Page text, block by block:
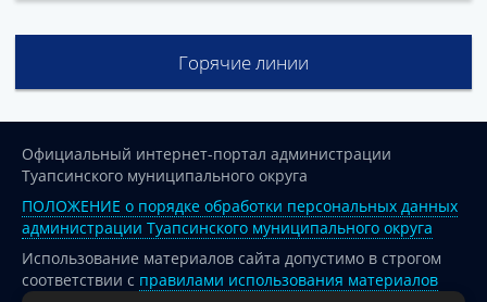
Горячие линии
Официальный интернет-портал администрации
Туапсинского муниципального округа
ПОЛОЖЕНИЕ о порядке обработки персональных данных
администрации Туапсинского муниципального округа
Использование материалов сайта допустимо в строгом
соответствии с правилами использования материалов